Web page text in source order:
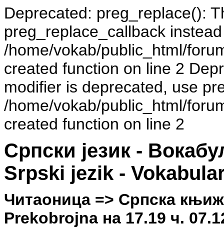
Deprecated: preg_replace():
preg_replace_callback
/home/vokab/public_html/
created function on line 2
modifier is deprecated, use
/home/vokab/public_html/
created function on line 2
Српски језик -
Srpski jezik -
Читаоница => Српска
Prekobrojna на 17.19 ч.